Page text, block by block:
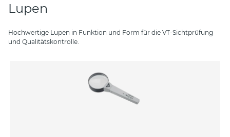
Lupen
Hochwertige Lupen in Funktion und Form für die VT-Sichtprüfung
und Qualitätskontrolle.